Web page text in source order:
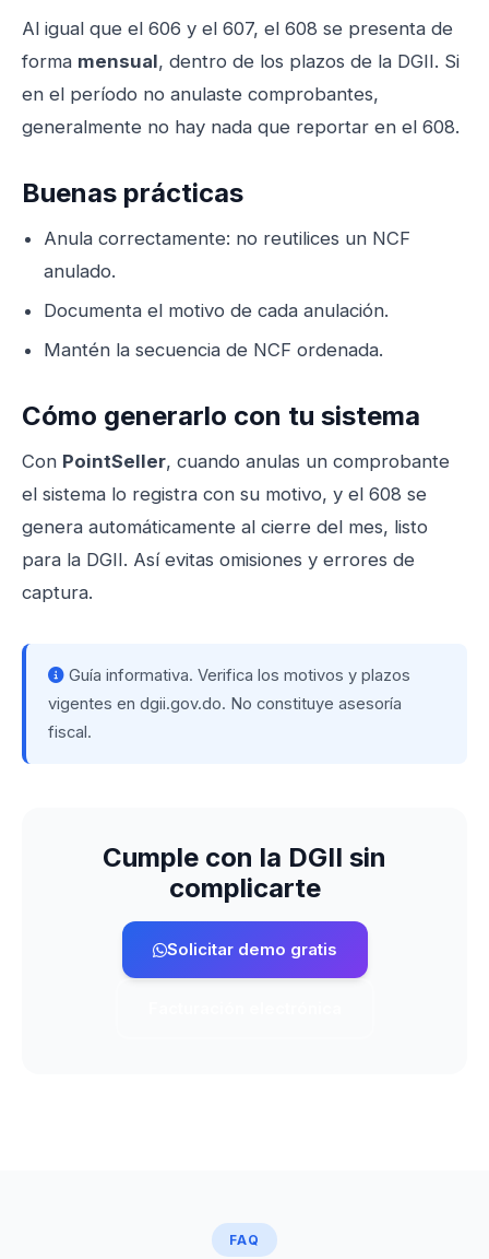
Al igual que el 606 y el 607, el 608 se presenta de
forma mensual, dentro de los plazos de la DGII. Si
en el período no anulaste comprobantes,
generalmente no hay nada que reportar en el 608.
Buenas prácticas
Anula correctamente: no reutilices un NCF
anulado.
Documenta el motivo de cada anulación.
Mantén la secuencia de NCF ordenada.
Cómo generarlo con tu sistema
Con PointSeller, cuando anulas un comprobante
el sistema lo registra con su motivo, y el 608 se
genera automáticamente al cierre del mes, listo
para la DGII. Así evitas omisiones y errores de
captura.
Guía informativa. Verifica los motivos y plazos
vigentes en dgii.gov.do. No constituye asesoría
fiscal.
Cumple con la DGII sin
complicarte
Solicitar demo gratis
FAQ